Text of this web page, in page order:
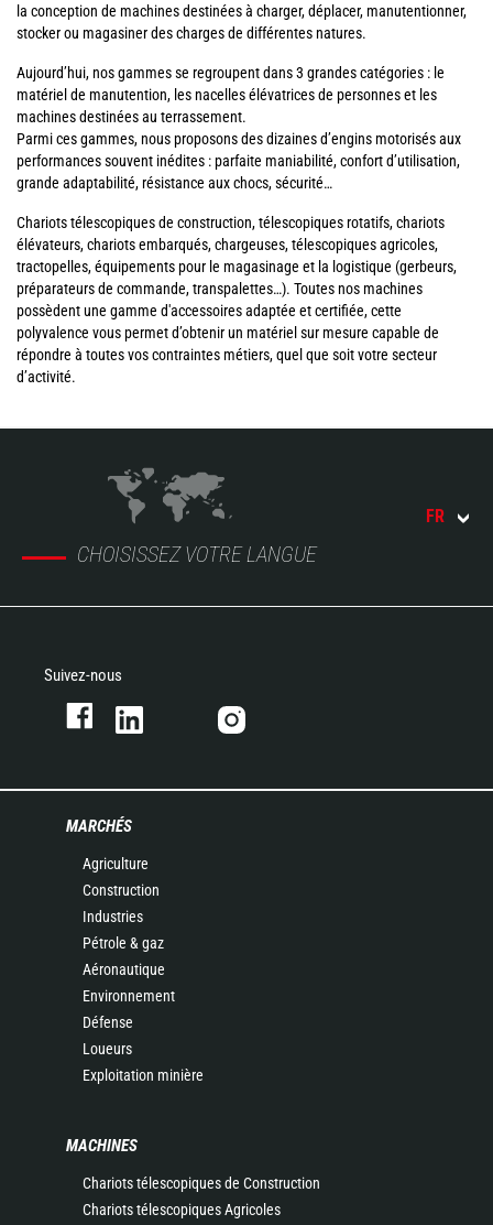
la conception de machines destinées à charger, déplacer, manutentionner,
stocker ou magasiner des charges de différentes natures.
Aujourd’hui, nos gammes se regroupent dans 3 grandes catégories : le
matériel de manutention, les nacelles élévatrices de personnes et les
machines destinées au terrassement.
Parmi ces gammes, nous proposons des dizaines d’engins motorisés aux
performances souvent inédites : parfaite maniabilité, confort d’utilisation,
grande adaptabilité, résistance aux chocs, sécurité…
Chariots télescopiques de construction, télescopiques rotatifs, chariots
élévateurs, chariots embarqués, chargeuses, télescopiques agricoles,
tractopelles, équipements pour le magasinage et la logistique (gerbeurs,
préparateurs de commande, transpalettes…). Toutes nos machines
possèdent une gamme d'accessoires adaptée et certifiée, cette
polyvalence vous permet d’obtenir un matériel sur mesure capable de
répondre à toutes vos contraintes métiers, quel que soit votre secteur
d’activité.
CHOISISSEZ VOTRE LANGUE
FR
Suivez-nous
MARCHÉS
Agriculture
Construction
Industries
Pétrole & gaz
Aéronautique
Environnement
Défense
Loueurs
Exploitation minière
MACHINES
Chariots télescopiques de Construction
Chariots télescopiques Agricoles